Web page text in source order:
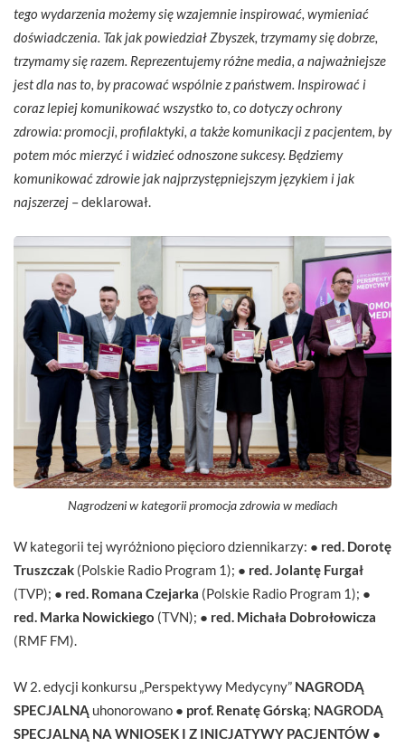
tego wydarzenia możemy się wzajemnie inspirować, wymieniać
doświadczenia. Tak jak powiedział Zbyszek, trzymamy się dobrze,
trzymamy się razem. Reprezentujemy różne media, a najważniejsze
jest dla nas to, by pracować wspólnie z państwem. Inspirować i
coraz lepiej komunikować wszystko to, co dotyczy ochrony
zdrowia: promocji, profilaktyki, a także komunikacji z pacjentem, by
potem móc mierzyć i widzieć odnoszone sukcesy. Będziemy
komunikować zdrowie jak najprzystępniejszym językiem i jak
najszerzej – deklarował.
Nagrodzeni w kategorii promocja zdrowia w mediach
W kategorii tej wyróżniono pięcioro dziennikarzy: ● red. Dorotę
Truszczak (Polskie Radio Program 1); ● red. Jolantę Furgał
(TVP); ● red. Romana Czejarka (Polskie Radio Program 1); ●
red. Marka Nowickiego (TVN); ● red. Michała Dobrołowicza
(RMF FM).
W 2. edycji konkursu „Perspektywy Medycyny” NAGRODĄ
SPECJALNĄ uhonorowano ● prof. Renatę Górską; NAGRODĄ
SPECJALNĄ NA WNIOSEK I Z INICJATYWY PACJENTÓW ●